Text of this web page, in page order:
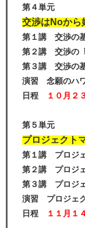
第４単元
交渉はNoから
第１講 交渉の
第２講 交渉の
第３講 交渉の
演習 念願のハ
日程
１０月２
第５単元
プロジェクト
第１講 プロジ
第２講 プロジ
第３講 プロジ
演習 プロジェ
日程
１１月１